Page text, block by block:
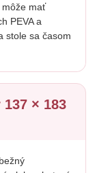
môže mať
PEVA a
stole sa časom
× 183